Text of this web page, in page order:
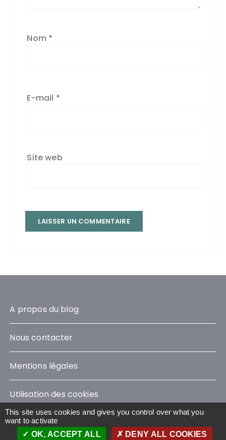
Nom *
E-mail *
Site web
A propos du blog
Nous contacter
Mentions légales
Utilisation des cookies
Le Blog Sustainability © 2023 - Tous droits réservés
This site uses cookies and gives you control over what you
want to activate
OK, ACCEPT ALL
DENY ALL COOKIES